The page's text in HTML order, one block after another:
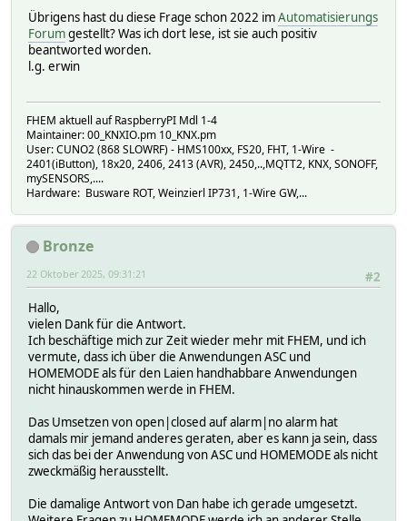
userReadings
ascWinState:(alarm|no.alarm) {
Übrigens hast du diese Frage schon 2022 imAutomatisierungs
Forumgestellt? Was ich dort lese, ist sie auch positiv
beantworted worden.
l.g. erwin
FHEM aktuell auf RaspberryPI Mdl 1-4
Maintainer: 00_KNXIO.pm 10_KNX.pm
User: CUNO2 (868 SLOWRF) - HMS100xx, FS20, FHT, 1-Wire -
2401(iButton), 18x20, 2406, 2413 (AVR), 2450,..,MQTT2, KNX, SONOFF,
mySENSORS,....
Hardware: Busware ROT, Weinzierl IP731, 1-Wire GW,...
Bronze
#2
22 Oktober 2025, 09:31:21
Hallo,
vielen Dank für die Antwort.
Ich beschäftige mich zur Zeit wieder mehr mit FHEM, und ich
vermute, dass ich über die Anwendungen ASC und
HOMEMODE als für den Laien handhabbare Anwendungen
nicht hinauskommen werde in FHEM.
Das Umsetzen von open|closed auf alarm|no alarm hat
damals mir jemand anderes geraten, aber es kann ja sein, dass
sich das bei der Anwendung von ASC und HOMEMODE als nicht
zweckmäßig herausstellt.
Die damalige Antwort von Dan habe ich gerade umgesetzt.